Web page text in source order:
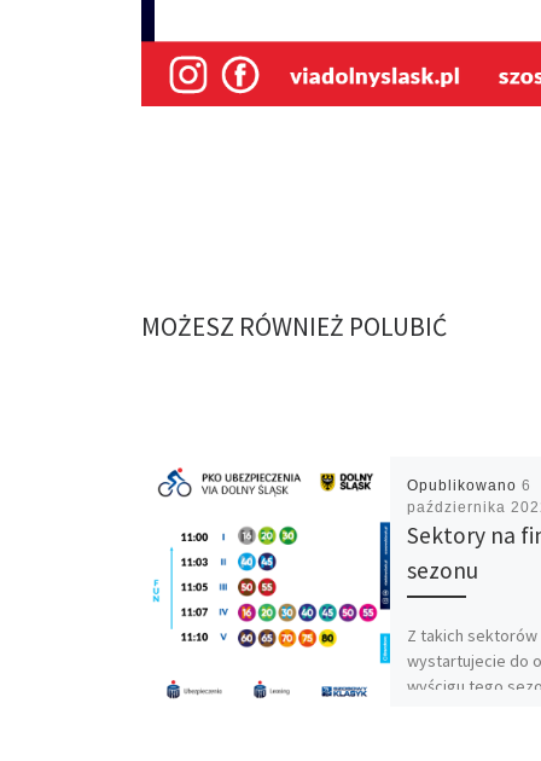
MOŻESZ RÓWNIEŻ POLUBIĆ
Opublikowano6
października
Sektory na
sezonu
Z takich sektorów
wystartujecie do
wyścigu tego